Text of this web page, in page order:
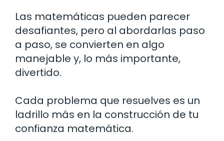
Las matemáticas pueden parecer
desafiantes, pero al abordarlas paso
a paso, se convierten en algo
manejable y, lo más importante,
divertido.
Cada problema que resuelves es un
ladrillo más en la construcción de tu
confianza matemática.